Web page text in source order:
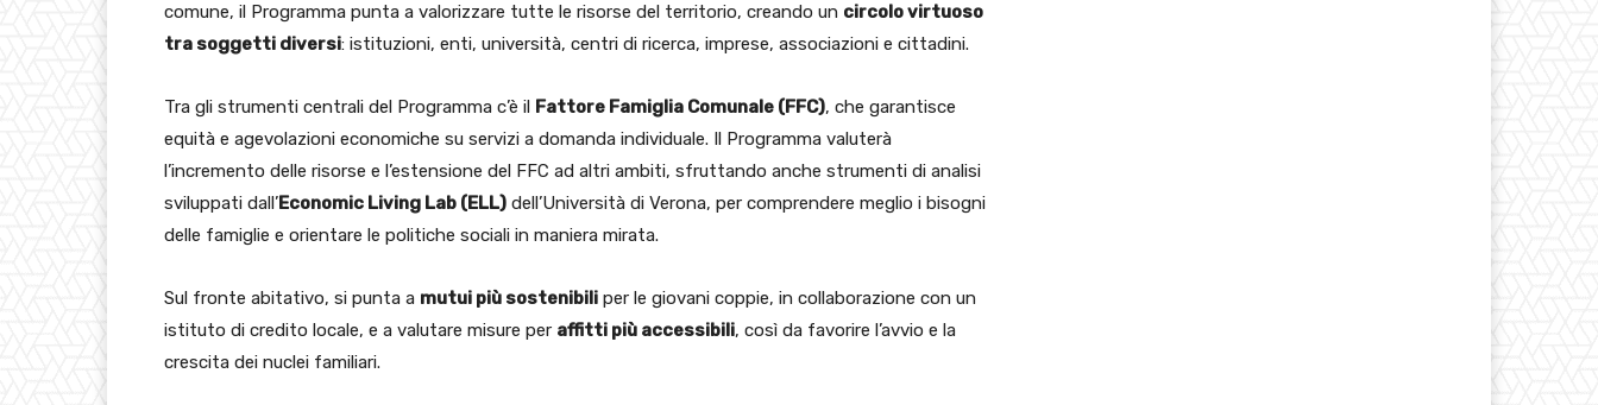
comune, il Programma punta a valorizzare tutte le risorse del territorio, creando un circolo virtuoso
tra soggetti diversi: istituzioni, enti, università, centri di ricerca, imprese, associazioni e cittadini.
Tra gli strumenti centrali del Programma c’è il Fattore Famiglia Comunale (FFC), che garantisce
equità e agevolazioni economiche su servizi a domanda individuale. Il Programma valuterà
l’incremento delle risorse e l’estensione del FFC ad altri ambiti, sfruttando anche strumenti di analisi
sviluppati dall’Economic Living Lab (ELL) dell’Università di Verona, per comprendere meglio i bisogni
delle famiglie e orientare le politiche sociali in maniera mirata.
Sul fronte abitativo, si punta a mutui più sostenibili per le giovani coppie, in collaborazione con un
istituto di credito locale, e a valutare misure per affitti più accessibili, così da favorire l’avvio e la
crescita dei nuclei familiari.